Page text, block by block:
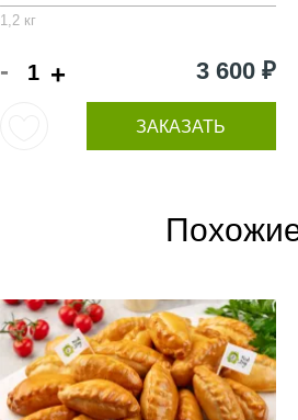
1,2 кг
- + 3 600 ₽
ЗАКАЗАТЬ